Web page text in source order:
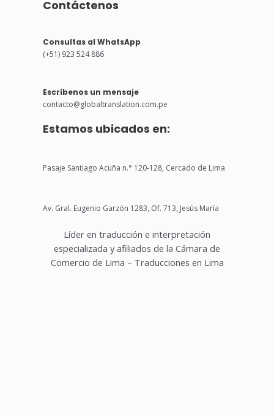
Contáctenos
Consultas al WhatsApp
(+51) 923 524 886
Escríbenos un mensaje
contacto@globaltranslation.com.pe
Estamos ubicados en:
Pasaje Santiago Acuña n.° 120-128, Cercado de Lima
Av. Gral. Eugenio Garzón 1283, Of. 713, Jesús María
Líder en traducción e interpretación
especializada y afiliados de la Cámara de
Comercio de Lima – Traducciones en Lima